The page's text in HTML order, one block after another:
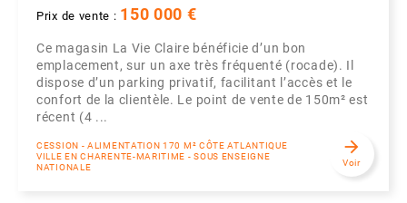
Prix de vente : 150 000 €
Ce magasin La Vie Claire bénéficie d’un bon
emplacement, sur un axe très fréquenté (rocade). Il
dispose d’un parking privatif, facilitant l’accès et le
confort de la clientèle. Le point de vente de 150m² est
récent (4 ...
CESSION - ALIMENTATION 170 M² CÔTE ATLANTIQUE
VILLE EN CHARENTE-MARITIME - SOUS ENSEIGNE
NATIONALE
arrow_forward
Voir